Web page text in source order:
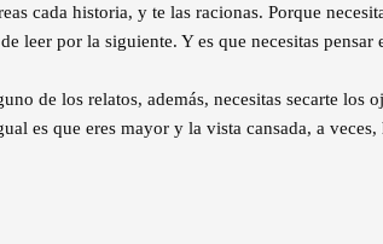
cada historia, y te las racionas. Porque
leer por la siguiente. Y es que necesitas
de los relatos, además, necesitas secarte los
es que eres mayor y la vista cansada, a